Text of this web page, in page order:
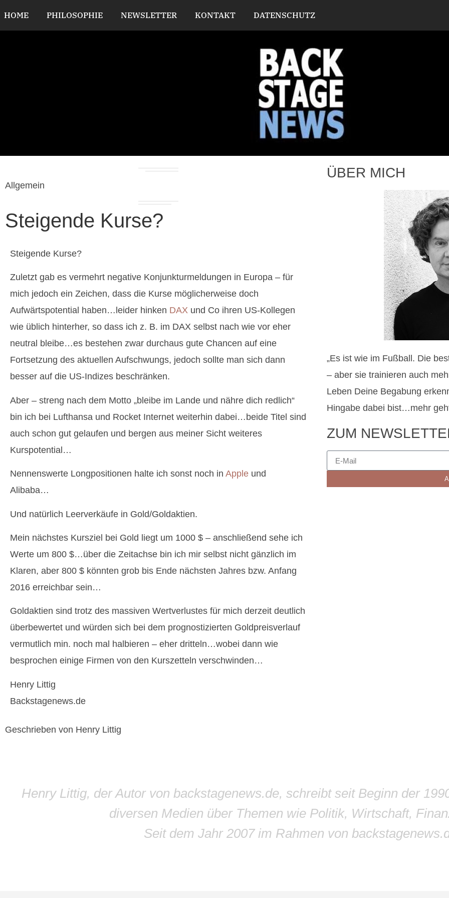
HOME PHILOSOPHIE NEWSLETTER KONTAKT DATENSCHUTZ
Allgemein
Steigende Kurse?
Steigende Kurse?
Zuletzt gab es vermehrt negative Konjunkturmeldungen in Europa – für
mich jedoch ein Zeichen, dass die Kurse möglicherweise doch
Aufwärtspotential haben…leider hinken DAX und Co ihren US-Kollegen
wie üblich hinterher, so dass ich z. B. im DAX selbst nach wie vor eher
neutral bleibe…es bestehen zwar durchaus gute Chancen auf eine
Fortsetzung des aktuellen Aufschwungs, jedoch sollte man sich dann
besser auf die US-Indizes beschränken.
Aber – streng nach dem Motto „bleibe im Lande und nähre dich redlich“
bin ich bei Lufthansa und Rocket Internet weiterhin dabei…beide Titel sind
auch schon gut gelaufen und bergen aus meiner Sicht weiteres
Kurspotential…
Nennenswerte Longpositionen halte ich sonst noch in Apple und
Alibaba…
Und natürlich Leerverkäufe in Gold/Goldaktien.
Mein nächstes Kursziel bei Gold liegt um 1000 $ – anschließend sehe ich
Werte um 800 $…über die Zeitachse bin ich mir selbst nicht gänzlich im
Klaren, aber 800 $ könnten grob bis Ende nächsten Jahres bzw. Anfang
2016 erreichbar sein…
Goldaktien sind trotz des massiven Wertverlustes für mich derzeit deutlich
überbewertet und würden sich bei dem prognostizierten Goldpreisverlauf
vermutlich min. noch mal halbieren – eher dritteln…wobei dann wie
besprochen einige Firmen von den Kurszetteln verschwinden…
Henry Littig
Backstagenews.de
Geschrieben von Henry Littig
ÜBER MICH
„Es ist wie im Fußball. Die
– aber sie trainieren auch
Leben Deine Begabung
Hingabe dabei bist…mehr
ZUM
Henry Littig, der Autor von backstagenews.de, schreibt seit Beginn der
diversen Medien über Themen wie Politik, Wirtschaft,
Seit dem Jahr 2007 im Rahmen von